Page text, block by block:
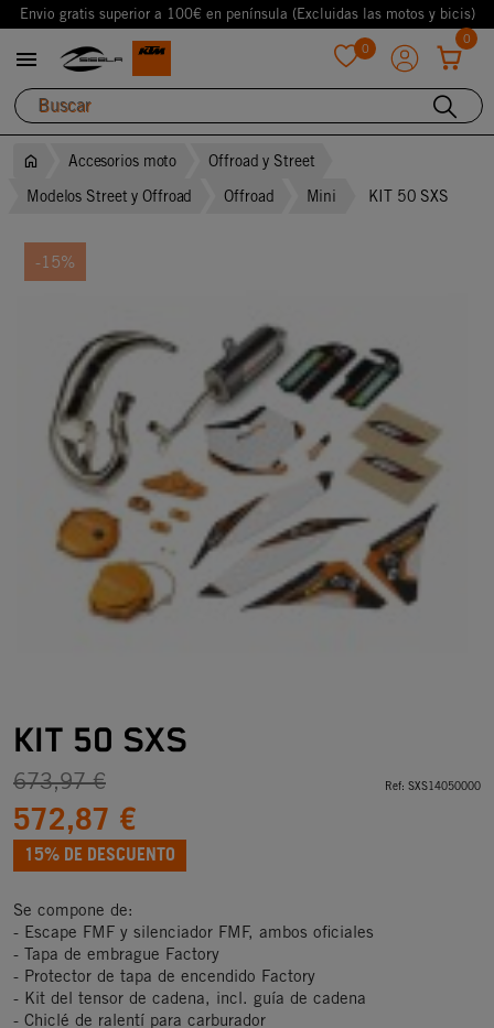
Envio gratis superior a 100€ en península (Excluidas las motos y bicis)
 0
0
Accesorios moto
Offroad y Street
Modelos Street y Offroad
Offroad Mini KIT 50 SXS
-15%
KIT 50 SXS
673,97 €
572,87 €
15% DE DESCUENTO
Ref: SXS14050000
Se compone de:
- Escape FMF y silenciador FMF, ambos oficiales
- Tapa de embrague Factory
- Protector de tapa de encendido Factory
- Kit del tensor de cadena, incl. guía de cadena
- Chiclé de ralentí para carburador